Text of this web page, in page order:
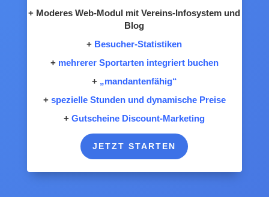
+ Moderes Web-Modul mit Vereins-Infosystem und
Blog
+ Besucher-Statistiken
+ mehrerer Sportarten integriert buchen
+ „mandantenfähig“
+ spezielle Stunden und dynamische Preise
+Gutscheine Discount-Marketing
JETZT STARTEN